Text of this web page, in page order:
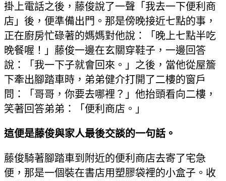
掛上電話之後，藤俊說了一聲「我去一下便利商
店」後，便準備出門。那是傍晚接近七點的事，
正在廚房忙碌著的媽媽對他說：「晚上七點半吃
晚餐喔！」藤俊一邊在玄關穿鞋子，一邊回答
說：「我一下子就會回來。」之後，當他從屋簷
下牽出腳踏車時，弟弟健介打開了二樓的窗戶
問：「哥哥，你要去哪裡？」他抬頭看向二樓，
笑著回答弟弟：「便利商店。」
這便是藤俊與家人最後交談的一句話。
藤俊騎著腳踏車到附近的便利商店去寄了宅急
便，那是一個裝在書店用塑膠袋裡的小盒子。收